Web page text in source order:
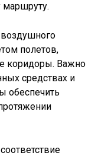
маршруту.
полетов,
коридоры. Важно
средствах и
обеспечить